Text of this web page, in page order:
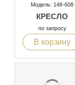
Модель: 148-608
КРЕСЛО
по запросу
В корзину